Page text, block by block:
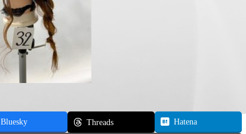
Bluesky Threads Hatena